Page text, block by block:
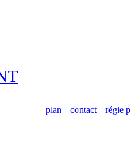
plan contact régie